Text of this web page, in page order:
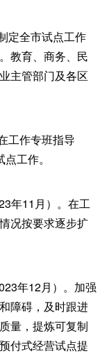
定全市试点工作
教育、商务、民
主管部门及各区
工作专班指导
工作。
年11月）。在工
况按要求逐步扩
年12月）。加强
障碍，及时跟进
量，提炼可复制
付式经营试点提